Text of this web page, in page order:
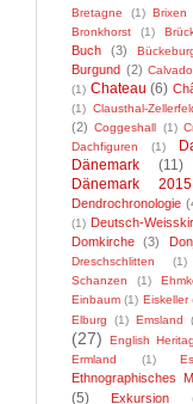
Bretagne (1) Brixen
Bronkhorst
(1)
Buch (3)
Burgund (2)
(1) Chateau (6)
(1) Clausthal-
(2) Coggeshall (1)
Dachfiguren (1)
Dänemark (11)
Dänemark 2015
Dendrochronologie
(1) Deutsch-
Domkirche
(3)
Dreschschlitten
(1)
Schanzen
(1)
Einbaum (1) Eiskeller
Elburg
(1) Emsland
(27)
English
Ermland (1)
Ethnographisches
(5)
Exkursion